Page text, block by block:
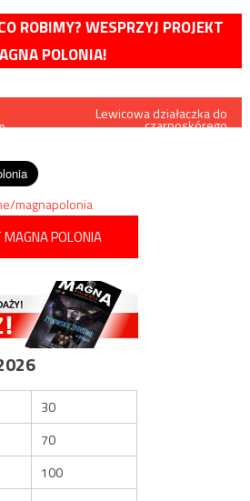
ROBIMY? WESPRZYJ PROJEKT
POLONIA!
Lewicowa działaczka do
czarnoskórego
magnapolonia
MAGNA POLONIA
30
70
100